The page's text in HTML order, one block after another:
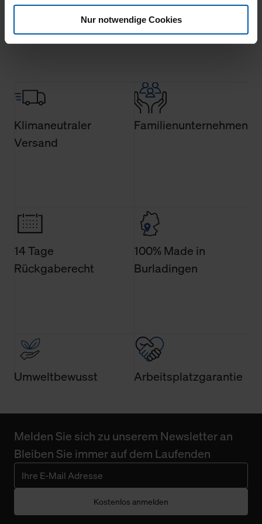
Werbung anzeigen zu können.
Klicken Sie auf "Alle erlauben", damit wir alle Cookies
festlegen, die Sie erlauben oder ablehnen möchten und
dies mit einem Klick auf „Auswahl erlauben“ bestätigen.
verwenden wir lediglich die erwähnten technisch
erforderlichen Cookies.
allgemeine Informationen über Cookies einsehen. Über
den Menüpunkt „Datenschutzeinstellungen“ können Sie
jederzeit Ihre Einwilligungserklärung anpassen. Ihre
Einwilligung ist grundsätzlich freiwillig, für die Nutzung
der Webseite nicht erforderlich und kann jederzeit mit
Änderung gesammelten Daten.
Weitere Informationen über Cookies und Web-
Technologien sowie die Nutzung Ihrer persönlichen Daten
Nur notwendige Cookies
Klimaneutraler
Versand
Familienunternehmen
14 Tage
Rückgaberecht
100% Made in
Burladingen
Umweltbewusst Arbeitsplatzgarantie
Melden Sie sich zu unserem Newsletter an
Bleiben Sie immer auf dem Laufenden
Kostenlos anmelden